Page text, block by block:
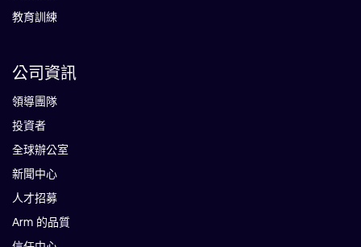
教育訓練
公司資訊
領導團隊
投資者
全球辦公室
新聞中心
人才招募
Arm 的品質